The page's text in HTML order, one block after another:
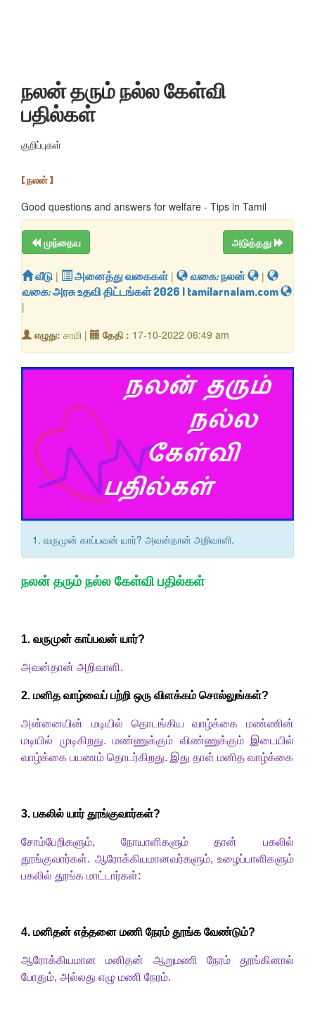
நலன் தரும் நல்ல கேள்வி
பதில்கள்
குறிப்புகள்
[ நலன் ]
Good questions and answers for welfare - Tips in Tamil
முந்தைய அடுத்தது
வீடு | அனைத்து வகைகள் | வகை:நலன்
|
வகை:அரசு உதவி திட்டங்கள் 2026 | tamilarnalam.com
|
எழுது: சாமி | தேதி : 17-10-2022 06:49 am
1. வருமுன் காப்பவன் யார்? அவன்தான் அறிவாளி.
நலன் தரும் நல்ல கேள்வி பதில்கள்
1. வருமுன் காப்பவன் யார்?
அவன்தான் அறிவாளி.
2. மனித வாழ்வைப் பற்றி ஒரு விளக்கம் சொல்லுங்கள்?
அன்னையின் மடியில் தொடங்கிய வாழ்க்கை மண்ணின்
மடியில் முடிகிறது. மண்ணுக்கும் விண்ணுக்கும் இடையில்
வாழ்க்கை பயணம் தொடர்கிறது. இது தாள் மனித வாழ்க்கை
3. பகலில் யார் தூங்குவார்கள்?
சோம்பேறிகளும், நோயாளிகளும் தான் பகலில்
தூங்குவார்கள். ஆரோக்கியமானவர்களும், உழைப்பாளிகளும்
பகலில் தூங்க மாட்டார்கள்:
4. மனிதன் எத்தனை மணி நேரம் தூங்க வேண்டும்?
ஆரோக்கியமான மனிதன் ஆறுமணி நேரம் தூங்கினால்
போதும், அல்லது எழு மணி நேரம்.